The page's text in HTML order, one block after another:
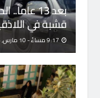
بعد 13
قشبة في اللاذقية
9:17 مساءً - 10 مارس, 2026